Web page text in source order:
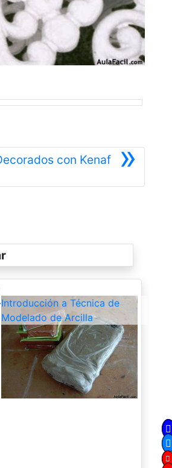
»
con Kenaf
Introducción a Técnica de
Modelado de Arcilla